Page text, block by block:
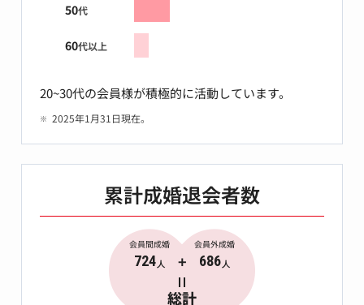
50代
60代以上
20~30代の会員様が積極的に活動しています。
2025年1月31日現在。
累計成婚退会者数
会員間成婚
724 人
会員外成婚
686 人
総計